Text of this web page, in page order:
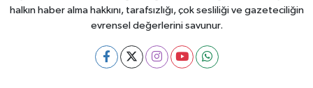
halkın haber alma hakkını, tarafsızlığı, çok sesliliği ve gazeteciliğin
evrensel değerlerini savunur.